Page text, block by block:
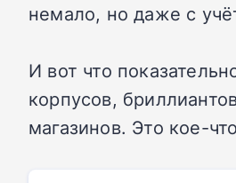
немало, но даже с
И вот что
корпусов,
магазинов. Это кое-